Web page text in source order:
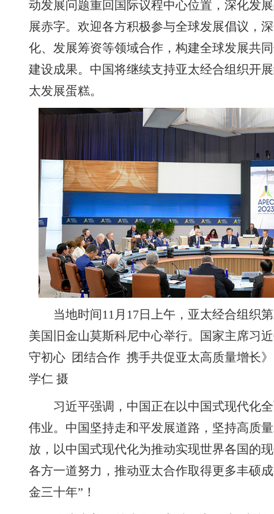
动发展问题重回国际议程中心位置，深化发
展赤字。欢迎各方积极参与全球发展倡议，
化、发展筹资等领域合作，构建全球发展共
建设成果。中国将继续支持亚太经合组织开
太发展蛋糕。
当地时间11月17日上午，亚太经合组织
美国旧金山莫斯科尼中心举行。国家主席习
守初心 团结合作 携手共促亚太高质量增长
学仁 摄
习近平强调，中国正在以中国式现代化
伟业。中国坚持走和平发展道路，坚持高质
放，以中国式现代化为推动实现世界各国的
各方一道努力，推动亚太合作取得更多丰硕
金三十年”！